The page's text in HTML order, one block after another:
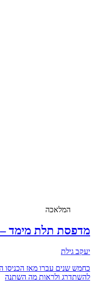
המלאכה
מדפסת תלת מימד
יעקב גילת
כחמש שנים עברו מאז הכניסו
להשתדרג ולראות מה השתנה